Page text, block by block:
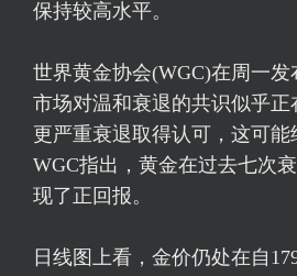
保持较高水平。
世界黄金协会(WGC)在周一发
市场对温和衰退的共识似乎
更严重衰退取得认可，这可能
WGC指出，黄金在过去七次
现了正回报。
日线图上看，金价仍处在自